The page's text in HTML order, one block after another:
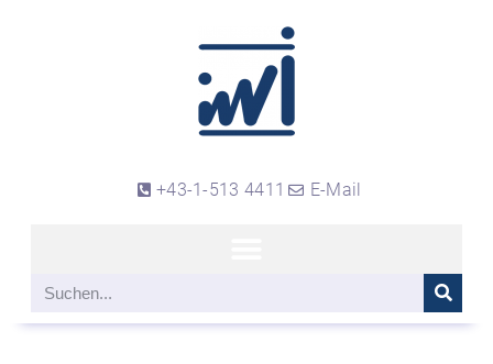
+43-1-513 4411 E-Mail